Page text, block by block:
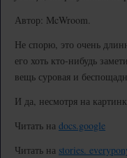
Автор: McWroom.
Не спорю, это очень
его хоть кто-нибудь
вещь суровая и
И да, несмотря на
Читать на docs.google
Читать на stories.